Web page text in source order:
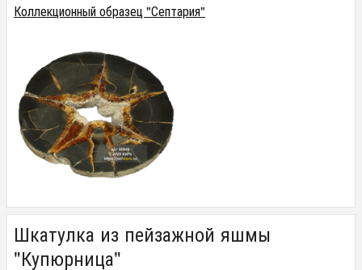
Коллекционный образец "Септария"
Шкатулка из пейзажной яшмы
"Купюрница"